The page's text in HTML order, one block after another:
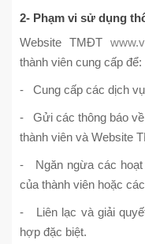
2- Phạm vi sử dụng
Website TMĐT
thành viên cung cấp để:
- Cung cấp các dịch vụ
- Gửi các thông báo về
thành viên và Website
- Ngăn ngừa các hoạt
của thành viên hoặc
- Liên lạc và giải
hợp đặc biệt.